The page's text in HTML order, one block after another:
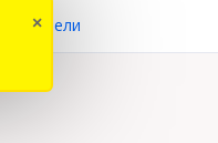
×
смотрели